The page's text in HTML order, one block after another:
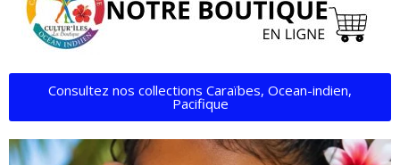
Consultez nos collections Caraïbes, Ocean-indien,
Pacifique